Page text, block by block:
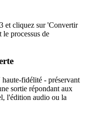
et cliquez sur 'Convertir
processus de
fidélité - préservant
sortie répondant aux
l'édition audio ou la